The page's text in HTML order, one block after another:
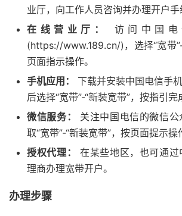
业厅，向工作人员咨询并办理开户手
在线营业厅：
访问中国
(https://www.189.cn/)，选择“宽带
页面指示操作。
手机应用：
下载并安装中国电信手
后选择“宽带”-“新装宽带”，按指引完
微信服务：
关注中国电信的微信
取“宽带”-“新装宽带”，按页面提示操
授权代理：
在某些地区，也可通
理商办理宽带开户。
办理步骤